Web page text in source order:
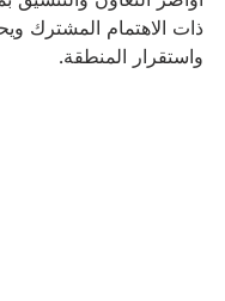
ذات الاهتمام المشترك
واستقرار المنطقة.